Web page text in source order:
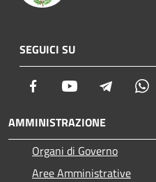
SEGUICI SU
Facebook Youtube Telegram
AMMINISTRAZIONE
Organi di Governo
Aree Amministrative